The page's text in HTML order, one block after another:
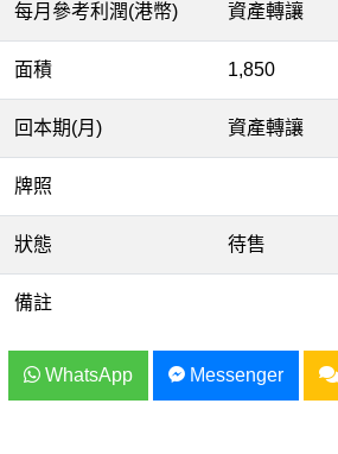
每月參考利潤(港幣) 資產轉讓
面積 1,850
回本期(月) 資產轉讓
牌照
狀態 待售
備註
WhatsApp Messenger